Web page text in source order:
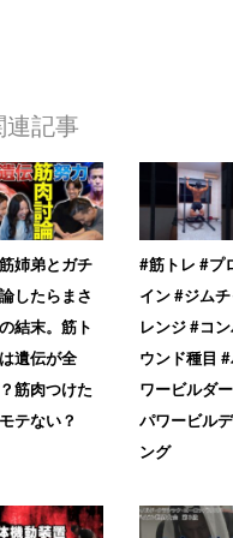
連記事
姉弟とガチ
したらまさ
結末。筋ト
遺伝が全
筋肉つけた
テない？
#筋トレ #プ
イン #ジムチ
レンジ #コ
ウンド種目
ワービルダ
パワービル
ング